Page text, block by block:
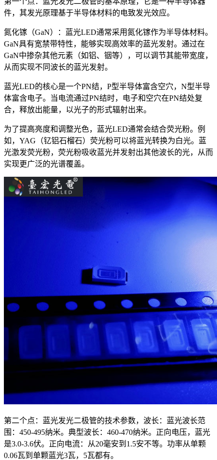
件，其发光原理基于半导体材料的电致发光效应。
氮化镓（GaN）：蓝光LED通常采用氮化镓作为半导体材料。
GaN具有宽禁带特性，能够实现高效率的蓝光发射。通过在
GaN中掺杂其他元素（如铝、铟等），可以调节其能带宽度，
从而实现不同波长的蓝光发射。
蓝光LED的核心是一个PN结，P型半导体富含空穴，N型半导
体富含电子。当电流通过PN结时，电子和空穴在PN结处复
合，释放出能量，以光子的形式辐射出来。
为了提高亮度和调整光色，蓝光LED通常会结合荧光粉。例
如，YAG（钇铝石榴石）荧光粉可以将蓝光转换为白光。蓝
光激发荧光粉，荧光粉吸收蓝光并发射出其他波长的光，从而
实现更广泛的光谱覆盖。
第二个点：蓝光发光二极管的技术参数，波长：蓝光波长范
围：450-495纳米。典型波长：460-470纳米。正向电压，蓝光
是3.0-3.6伏。正向电流：从20毫安到1.5安不等。功率从单颗
0.06瓦到单颗蓝光3瓦，5瓦都有。